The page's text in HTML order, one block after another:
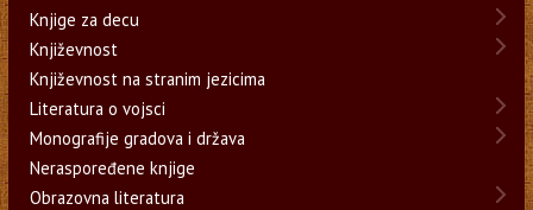
Knjige za decu
Književnost
Književnost na stranim jezicima
Literatura o vojsci
Monografije gradova i država
Neraspoređene knjige
Obrazovna literatura